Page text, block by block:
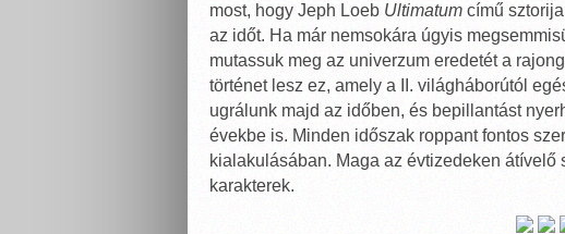
most, hogy Jeph Loeb Ultimatumcímű sztorija
az időt. Ha már nemsokára úgyis
mutassuk meg az univerzum eredetét a
történet lesz ez, amely a II. világháborútól
ugrálunk majd az időben, és bepillantást
évekbe is. Minden időszak roppant fontos
kialakulásában. Maga az évtizedeken
karakterek.